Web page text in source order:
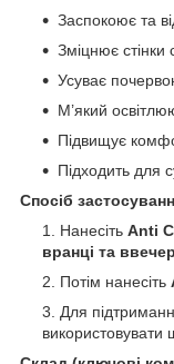
Заспокоює та
Зміцнює стінки
Усуває
М’який
Підвищує
Підходить для
Спосіб
Нанесіть Anti
вранці та
Потім нанесіть
Для
використовувати